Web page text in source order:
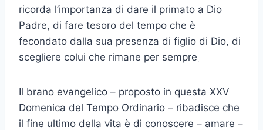
ricorda l’importanza di dare il primato a Dio
Padre, di fare tesoro del tempo che è
fecondato dalla sua presenza di figlio di Dio, di
scegliere colui che rimane per sempre.
Il brano evangelico – proposto in questa XXV
Domenica del Tempo Ordinario – ribadisce che
il fine ultimo della vita è di conoscere – amare –